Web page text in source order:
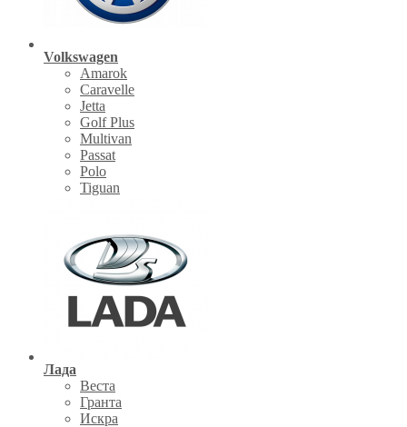
Volkswagen
Amarok
Caravelle
Jetta
Golf Plus
Multivan
Passat
Polo
Tiguan
Лада
Веста
Гранта
Искра